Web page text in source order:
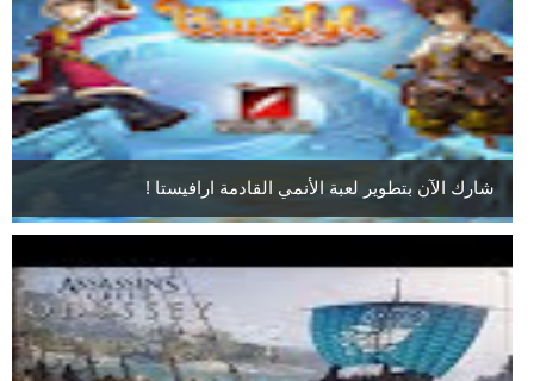
شارك الآن بتطوير لعبة الأنمي القادمة ارافيستا !